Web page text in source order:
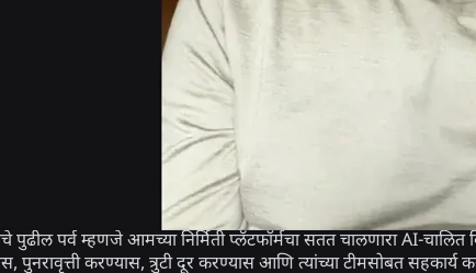
पुढील पर्व म्हणजे आमच्या निर्मिती प्लॅटफॉर्मचा सतत चालणारा AI-चालित
पुनरावृत्ती करण्यास, त्रुटी दूर करण्यास आणि त्यांच्या टीमसोबत